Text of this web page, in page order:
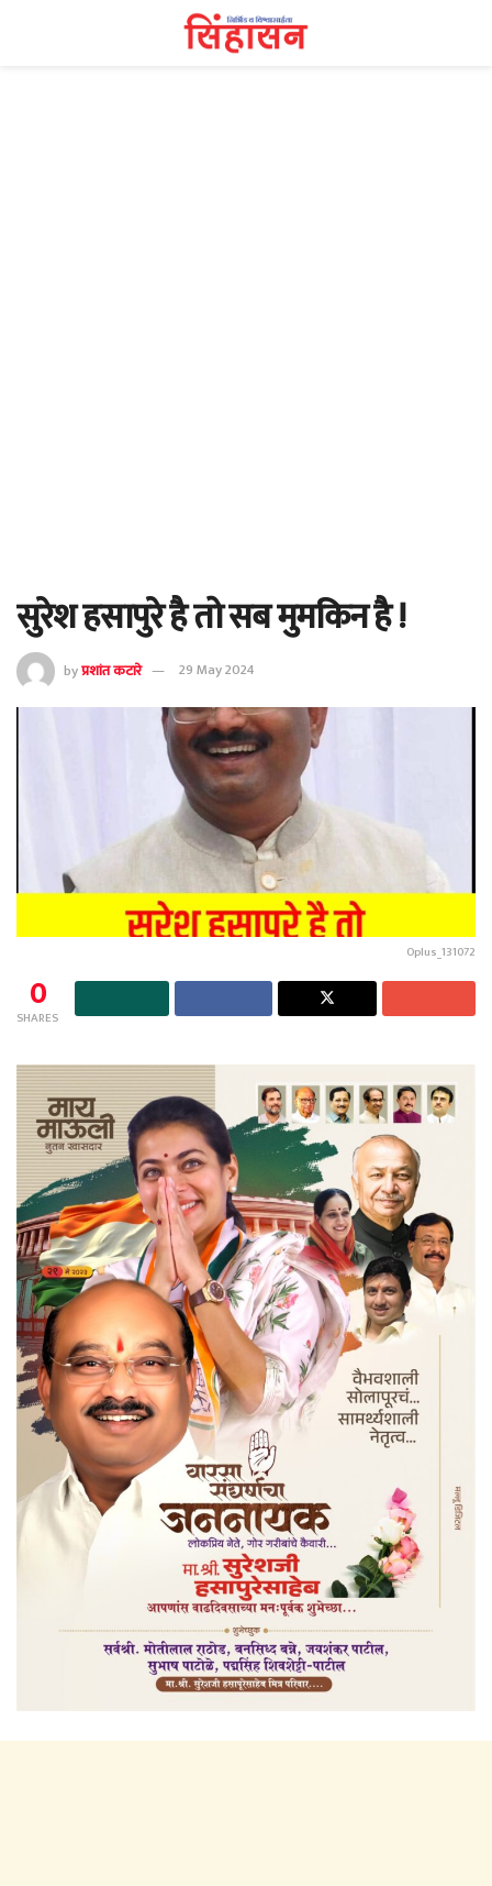
सुरेश हसापुरे है तो सब मुमकिन है !
byप्रशांत कटारे 29 May 2024
Oplus_131072
0
SHARES